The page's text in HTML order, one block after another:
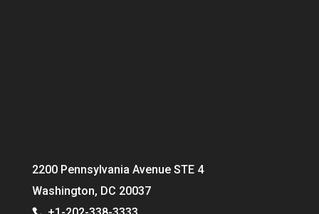
2200 Pennsylvania Avenue STE 4
Washington, DC 20037